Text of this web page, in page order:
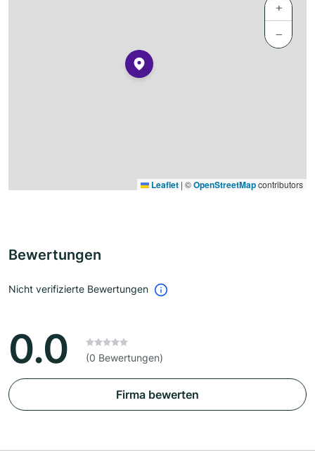
+
−
Leaflet | ©OpenStreetMapcontributors
Bewertungen
Nicht verifizierte Bewertungen
0.0 (0 Bewertungen)
Firma bewerten